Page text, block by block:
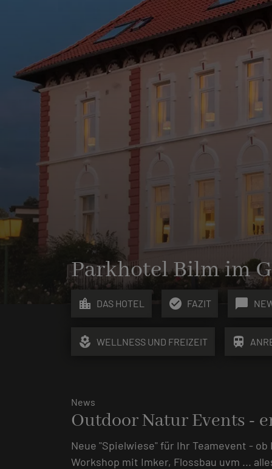
Parkhotel Bilm im
location_city DAS HOTEL check_circle FAZIT chat_bubble
local_florist WELLNESS UND FREIZEIT train
News
Outdoor Natur Events -
Neue "Spielwiese" für Ihr Teamevent -
Workshop mit Imker, Flossbau uvm ...